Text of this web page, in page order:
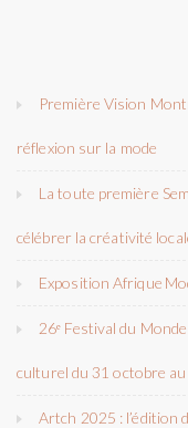
Première Vision
réflexion sur la mode
La toute première
célébrer la créativité
Exposition Afrique
26ᵉ Festival du
culturel du 31 octobre
Artch 2025 : l’édition